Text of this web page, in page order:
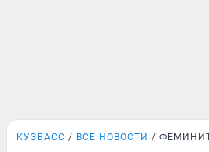
КУЗБАСС ВСЕ НОВОСТИ